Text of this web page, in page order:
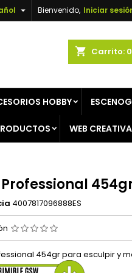
Bienvenido, Iniciar

shopping_cart Carrito: 0
HOBBY
WEB CREATIVA
Professional
4007817096888ES
454gr para esculpir y